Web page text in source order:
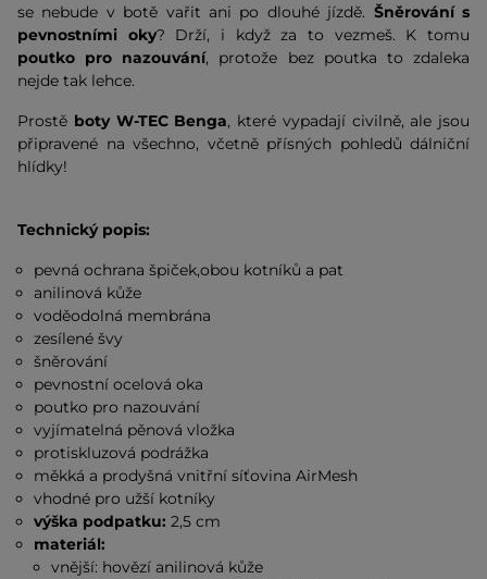
se nebude v botě vařit ani po dlouhé jízdě. Šněrování s
pevnostními oky? Drží, i když za to vezmeš. K tomu
poutko pro nazouvání, protože bez poutka to zdaleka
nejde tak lehce.
Prostě boty W-TEC Benga, které vypadají civilně, ale jsou
připravené na všechno, včetně přísných pohledů dálniční
hlídky!
Technický popis:
pevná ochrana špiček,obou kotníků a pat
anilinová kůže
voděodolná membrána
zesílené švy
šněrování
pevnostní ocelová oka
poutko pro nazouvání
vyjímatelná pěnová vložka
protiskluzová podrážka
měkká a prodyšná vnitřní síťovina AirMesh
vhodné pro užší kotníky
výška podpatku:2,5 cm
materiál:
vnější: hovězí anilinová kůže